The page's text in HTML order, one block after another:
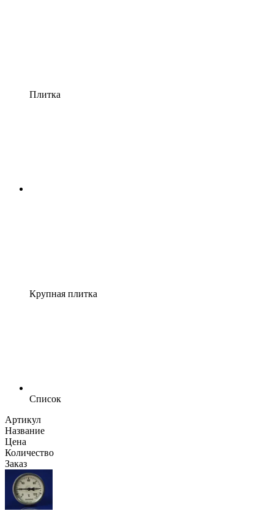
Плитка
Крупная плитка
Список
Артикул
Название
Цена
Количество
Заказ